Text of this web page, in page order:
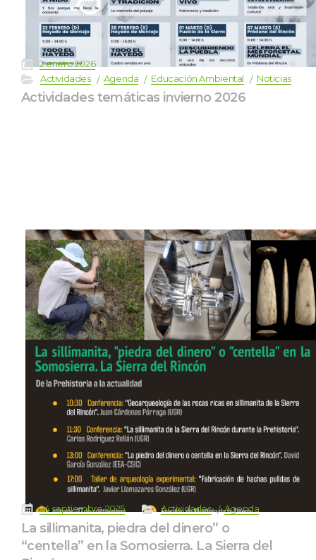
2 enero 2026
Actividade Agenda Educación Ambiental Noticia
Actividades temáticas invierno 2026
24 septiembre 2025 Actividade Agenda
La sillimanita, piedra del dinero” o
“centella” en la Somosierra. La Sierra del